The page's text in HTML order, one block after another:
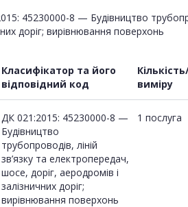
45230000-8 — Будівництво
доріг; вирівнювання поверхонь
Класифікатор та його
відповідний код
виміру
ДК 021:2015: 45230000-8 —
Будівництво
трубопроводів, ліній
зв’язку та електропередач,
шосе, доріг, аеродромів і
залізничних доріг;
вирівнювання поверхонь
1 послуга